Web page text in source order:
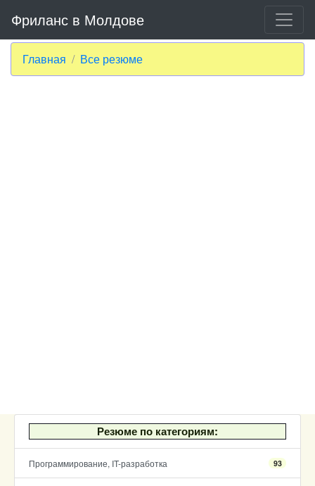
Фриланс в Молдове
Главная Все резюме
Резюме по категориям:
Программирование, IT-разработка 93